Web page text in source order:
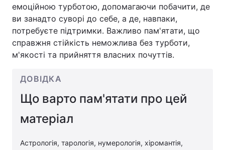
емоційною турботою, допомагаючи побачити, де
ви занадто суворі до себе, а де, навпаки,
потребуєте підтримки. Важливо пам'ятати, що
справжня стійкість неможлива без турботи,
м'якості та прийняття власних почуттів.
ДОВІДКА
Що варто пам'ятати про цей
матеріал
Астрологія, тарологія, нумерологія, хіромантія,